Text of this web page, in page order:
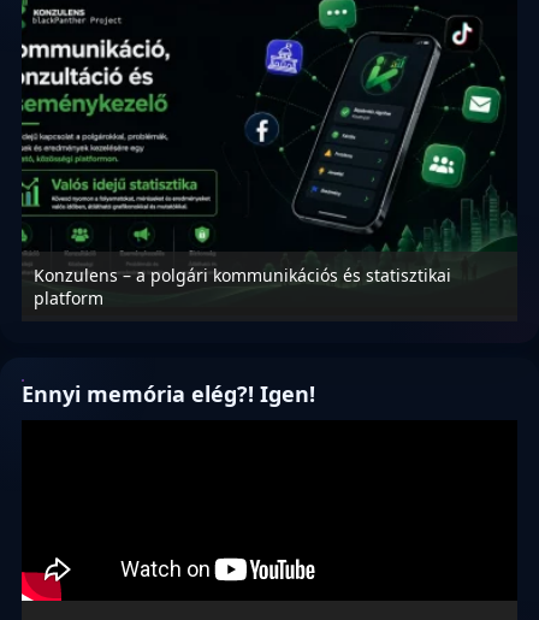
Konzulens – a polgári kommunikációs és statisztikai
platform
Ennyi memória elég?! Igen!